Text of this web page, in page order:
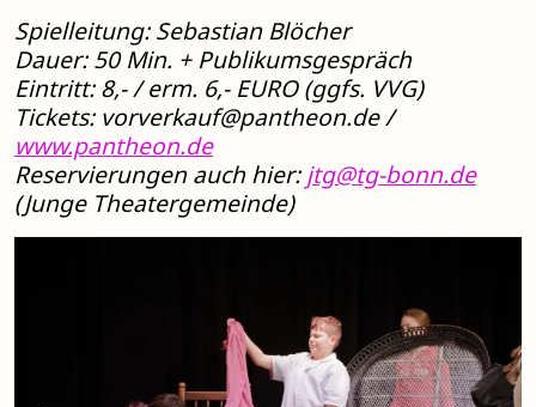
Spielleitung: Sebastian Blöcher
Dauer: 50 Min. + Publikumsgespräch
Eintritt: 8,- / erm. 6,- EURO (ggfs. VVG)
Tickets: vorverkauf@pantheon.de/
www.pantheon.de
Reservierungen auch hier:jtg@tg-bonn.de
(Junge Theatergemeinde)